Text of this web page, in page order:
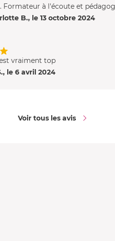
Formateur à l'écoute et
B., le 13 octobre 2024
vraiment top
le 6 avril 2024
Voir tous les avis